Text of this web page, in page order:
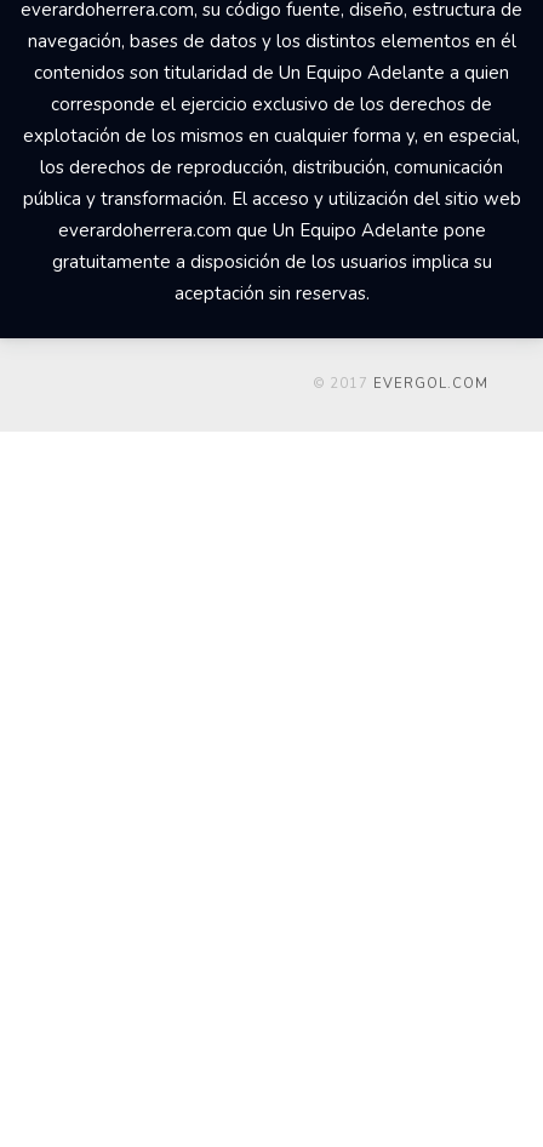
everardoherrera.com, su código fuente, diseño, estructura de
navegación, bases de datos y los distintos elementos en él
contenidos son titularidad de Un Equipo Adelante a quien
corresponde el ejercicio exclusivo de los derechos de
explotación de los mismos en cualquier forma y, en especial,
los derechos de reproducción, distribución, comunicación
pública y transformación. El acceso y utilización del sitio web
everardoherrera.com que Un Equipo Adelante pone
gratuitamente a disposición de los usuarios implica su
aceptación sin reservas.
© 2017 EVERGOL.COM